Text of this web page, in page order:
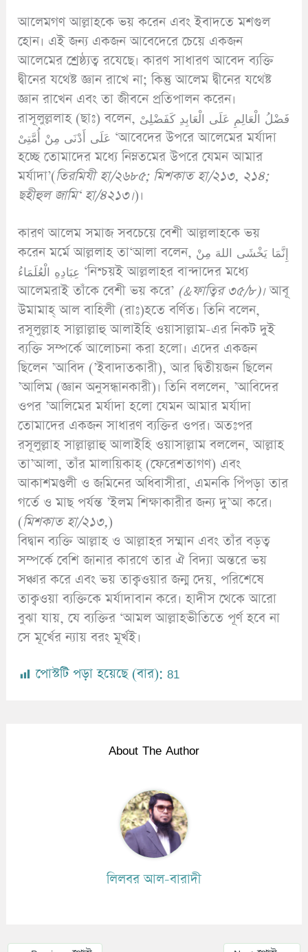
আলেমগণ আল্লাহকে ভয় করেন এবং ইবাদতে মশগুল
হোন। এই জন্য একজন আবেদেরে চেয়ে একজন
আলেমের শ্রেষ্ঠ্যত্ব রযেছে। কারণ সাধারণ আবেদ ব্যক্তি
দ্বীনের যথেষ্ট জ্ঞান রাখে না; কিন্তু আলেম দ্বীনের যথেষ্ট
জ্ঞান রাখেন এবং তা জীবনে প্রতিপালন করেন।
রাসূলুল্ললাহ (ছাঃ) বলেন, فَضْلُ الْعَالِمِ عَلَى الْعَابِدِ كَفَضْلِىْ
عَلَى أَدْنَى مِنْ أُمَّتِىْ ‘আবেদের উপরে আলেমের মর্যাদা
হচ্ছে তোমাদের মধ্যে নিম্নতমের উপরে যেমন আমার
মর্যাদা’(তিরমিযী হা/২৬৮৫; মিশকাত হা/২১৩, ২১৪;
ছহীহুল জামি‘ হা/৪২১৩।)।
কারণ আলেম সমাজ সবচেয়ে বেশী আল্ললাহকে ভয়
করেন মর্মে আল্ললাহ তা‘আলা বলেন, إِنَّمَا يَخْشَى اللهَ مِنْ
عِبَادِهِ الْعُلَمَاءُ ‘নিশ্চয়ই আল্ললাহর বান্দাদের মধ্যে
আলেমরাই তাঁকে বেশী ভয় করে’ (&ফাত্বির ৩৫/৮)।আবূ
উমামাহ্ আল বাহিলী (রাঃ)হতে বর্ণিত। তিনি বলেন,
রসূলুল্লাহ সাল্লাল্লাহু আলাইহি ওয়াসাল্লাম-এর নিকট দুই
ব্যক্তি সম্পর্কে আলোচনা করা হলো। এদের একজন
ছিলেন ’আবিদ (’ইবাদাতকারী), আর দ্বিতীয়জন ছিলেন
’আলিম (জ্ঞান অনুসন্ধানকারী)। তিনি বললেন, ’আবিদের
ওপর ’আলিমের মর্যাদা হলো যেমন আমার মর্যাদা
তোমাদের একজন সাধারণ ব্যক্তির ওপর। অতঃপর
রসূলুল্লাহ সাল্লাল্লাহু আলাইহি ওয়াসাল্লাম বললেন, আল্লাহ
তা’আলা, তাঁর মালায়িকাহ্ (ফেরেশতাগণ) এবং
আকাশমণ্ডলী ও জমিনের অধিবাসীরা, এমনকি পিঁপড়া তার
গর্তে ও মাছ পর্যন্ত ’ইলম শিক্ষাকারীর জন্য দু’আ করে।
(মিশকাত হা/২১৩,)
বিদ্বান ব্যক্তি আল্লাহ ও আল্লাহর সম্মান এবং তাঁর বড়ত্ব
সম্পর্কে বেশি জানার কারণে তার ঐ বিদ্যা অন্তরে ভয়
সঞ্চার করে এবং ভয় তাক্বওয়ার জন্ম দেয়, পরিশেষে
তাক্বওয়া ব্যক্তিকে মর্যাদাবান করে। হাদীস থেকে আরো
বুঝা যায়, যে ব্যক্তির ‘আমল আল্লাহভীতিতে পূর্ণ হবে না
সে মূর্খের ন্যায় বরং মূর্খই।
পোস্টটি পড়া হয়েছে (বার): 81
About The Author
লিলবর আল-বারাদী